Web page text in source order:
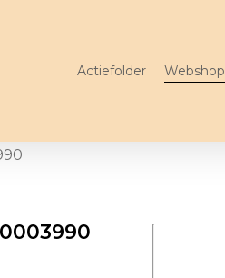
Actiefolder Webshop